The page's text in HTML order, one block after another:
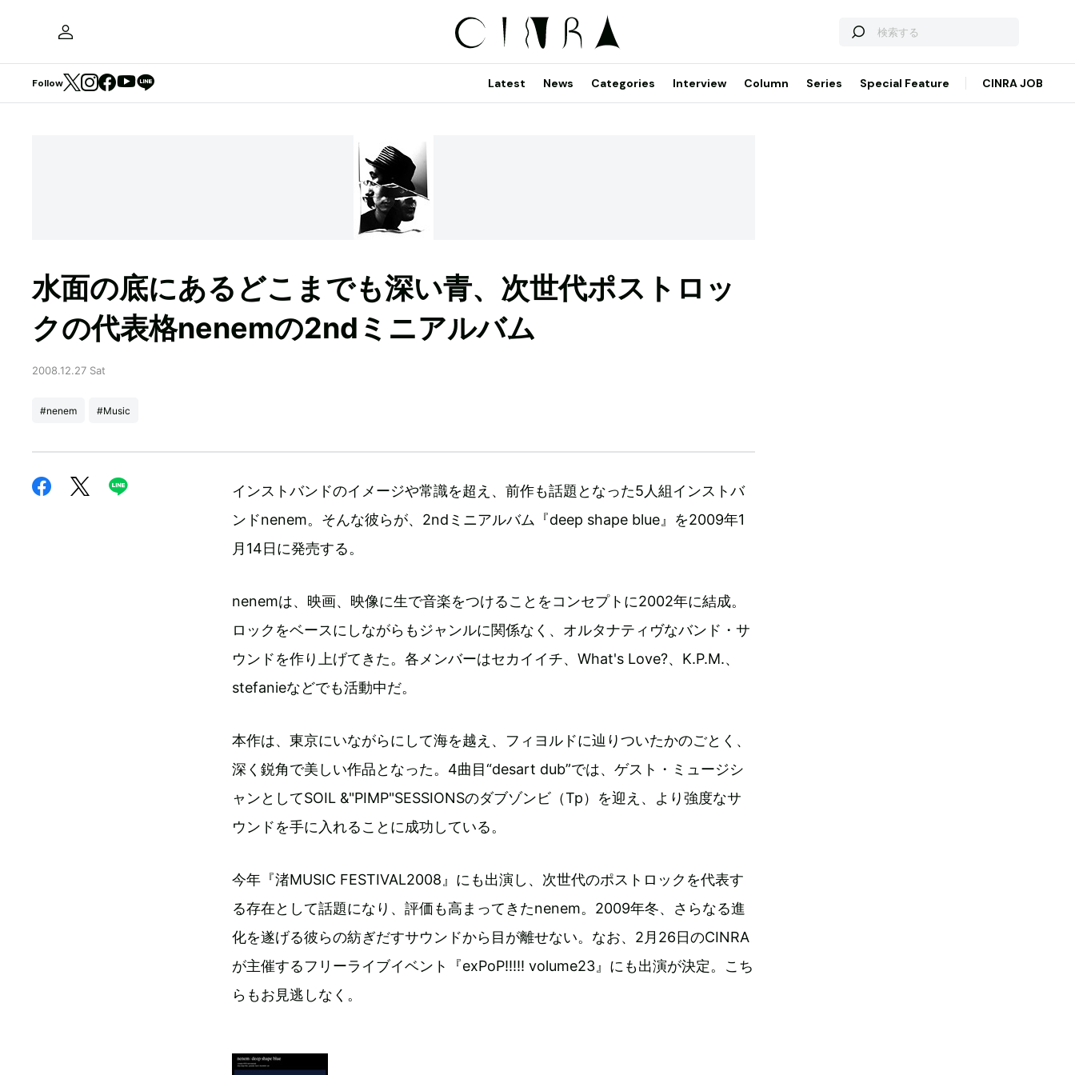
Follow Latest News Categories Interview Column Series Special Feature CINRA JOB
水面の底にあるどこまでも深い青、次世代ポストロッ
クの代表格nenemの2ndミニアルバム
2008.12.27 Sat
#nenem #Music
インストバンドのイメージや常識を超え、前作も話題となった5人組インストバ
ンドnenem。そんな彼らが、2ndミニアルバム『deep shape blue』を2009年1
月14日に発売する。
nenemは、映画、映像に生で音楽をつけることをコンセプトに2002年に結成。
ロックをベースにしながらもジャンルに関係なく、オルタナティヴなバンド・サ
ウンドを作り上げてきた。各メンバーはセカイイチ、What's Love?、K.P.M.、
stefanieなどでも活動中だ。
本作は、東京にいながらにして海を越え、フィヨルドに辿りついたかのごとく、
深く鋭角で美しい作品となった。4曲目“desart dub”では、ゲスト・ミュージシ
ャンとしてSOIL &"PIMP"SESSIONSのダブゾンビ（Tp）を迎え、より強度なサ
ウンドを手に入れることに成功している。
今年『渚MUSIC FESTIVAL2008』にも出演し、次世代のポストロックを代表す
る存在として話題になり、評価も高まってきたnenem。2009年冬、さらなる進
化を遂げる彼らの紡ぎだすサウンドから目が離せない。なお、2月26日のCINRA
が主催するフリーライブイベント『exPoP!!!!! volume23』にも出演が決定。こち
らもお見逃しなく。